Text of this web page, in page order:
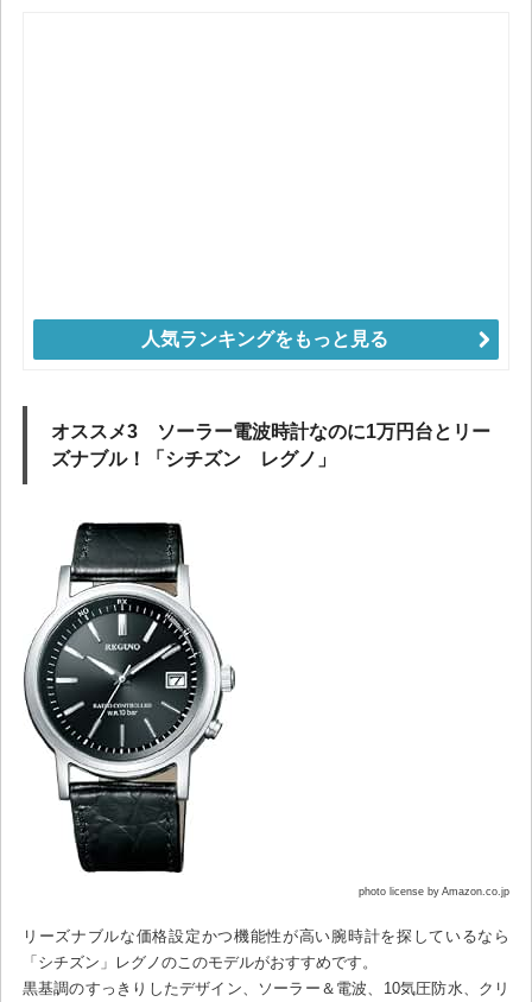
人気ランキングをもっと見る
オススメ3 ソーラー電波時計なのに1万円台とリー
ズナブル！「シチズン レグノ」
photo license by Amazon.co.jp
リーズナブルな価格設定かつ機能性が高い腕時計を探しているなら
「シチズン」レグノのこのモデルがおすすめです。
黒基調のすっきりしたデザイン、ソーラー＆電波、10気圧防水、クリ